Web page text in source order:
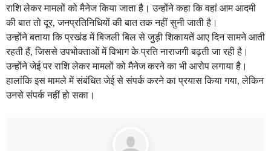
राशि लेकर मामलों को मैनेज किया जाता है। उन्होंने कहा कि वहां आम आदमी
की बात तो दूर, जनप्रतिनिधियों की बात तक नहीं सुनी जाती है।
उन्होंने बताया कि प्रखंड में बिजली बिल से जुड़ी शिकायतें आए दिन सामने आती
रहती हैं, जिससे उपभोक्ताओं में विभाग के प्रति नाराजगी बढ़ती जा रही है।
उन्होंने जेई पर राशि लेकर मामलों को मैनेज करने का भी आरोप लगाया है।
हालांकि इस मामले में संबंधित जेई से संपर्क करने का प्रयास किया गया, लेकिन
उनसे संपर्क नहीं हो सका।